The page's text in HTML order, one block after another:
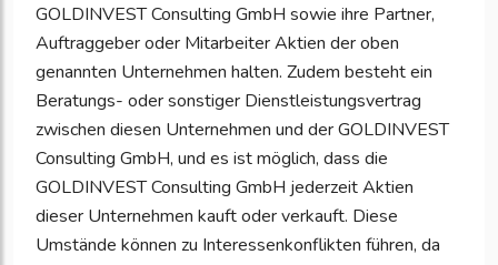
GOLDINVEST Consulting GmbH sowie ihre Partner,
Auftraggeber oder Mitarbeiter Aktien der oben
genannten Unternehmen halten. Zudem besteht ein
Beratungs- oder sonstiger Dienstleistungsvertrag
zwischen diesen Unternehmen und der GOLDINVEST
Consulting GmbH, und es ist möglich, dass die
GOLDINVEST Consulting GmbH jederzeit Aktien
dieser Unternehmen kauft oder verkauft. Diese
Umstände können zu Interessenkonflikten führen, da